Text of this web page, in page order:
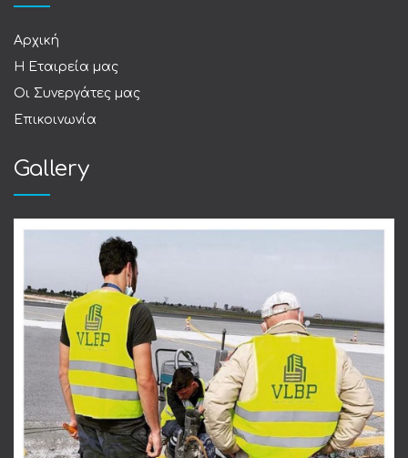
Αρχική
Η Εταιρεία μας
Οι Συνεργάτες μας
Επικοινωνία
Gallery